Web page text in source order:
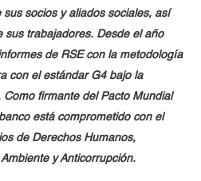
socios y aliados sociales, así
sus trabajadores. Desde el año
de RSE con la metodología
con el estándar G4 bajo la
Como firmante del Pacto Mundial
está comprometido con el
de Derechos Humanos,
y Anticorrupción.